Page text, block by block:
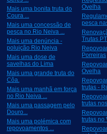
Mais uma bonita truta do
Coura ...
Mais uma concessão de
pesca no Rio Neiva ...
Mais uma denúncia -
poluição Rio Neiva
Mais uma dose de
savelhas do Lima
Mais uma grande truta do
Côa.
Mais uma manhã em força
no Rio Neiva ...
Mais uma passagem pelo
Douro...
Mais uma polémica com
repovoamentos ...
Ovelha
pesca
Porreiras
Ovelha
trutas -
trutas
trutas no